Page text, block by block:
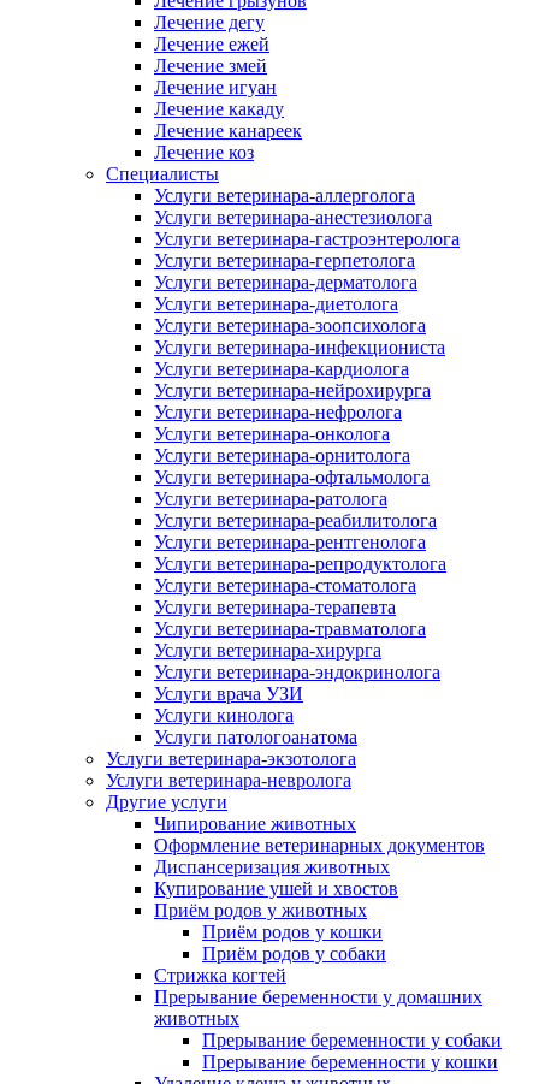
Лечение дегу
Лечение ежей
Лечение змей
Лечение игуан
Лечение какаду
Лечение канареек
Лечение коз
Специалисты
Услуги ветеринара-аллерголога
Услуги ветеринара-анестезиолога
Услуги ветеринара-гастроэнтеролога
Услуги ветеринара-герпетолога
Услуги ветеринара-дерматолога
Услуги ветеринара-диетолога
Услуги ветеринара-зоопсихолога
Услуги ветеринара-инфекциониста
Услуги ветеринара-кардиолога
Услуги ветеринара-нейрохирурга
Услуги ветеринара-нефролога
Услуги ветеринара-онколога
Услуги ветеринара-орнитолога
Услуги ветеринара-офтальмолога
Услуги ветеринара-ратолога
Услуги ветеринара-реабилитолога
Услуги ветеринара-рентгенолога
Услуги ветеринара-репродуктолога
Услуги ветеринара-стоматолога
Услуги ветеринара-терапевта
Услуги ветеринара-травматолога
Услуги ветеринара-хирурга
Услуги ветеринара-эндокринолога
Услуги врача УЗИ
Услуги кинолога
Услуги патологоанатома
Услуги ветеринара-экзотолога
Услуги ветеринара-невролога
Другие услуги
Чипирование животных
Оформление ветеринарных документов
Диспансеризация животных
Купирование ушей и хвостов
Приём родов у животных
Приём родов у кошки
Приём родов у собаки
Стрижка когтей
Прерывание беременности у домашних
животных
Прерывание беременности у собаки
Прерывание беременности у кошки